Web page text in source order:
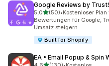
Google Reviews by
5,0von 5 Sternen
(50)
50 Rezensionen insgesamt
•Kostenloser
Bewertungen für Google,
Umsatz steigern
Built for Shopify
EA • Email Popup & Spin
von 5 Sternen